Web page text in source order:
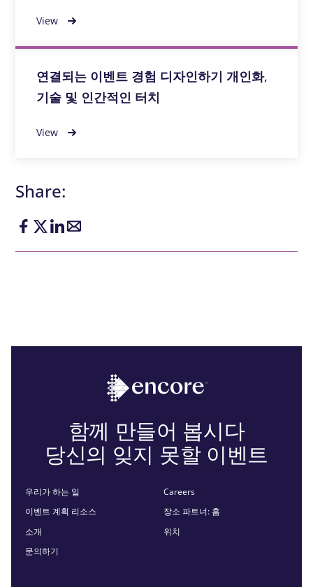
View
연결되는 이벤트 경험 디자인하기 개인화,
기술 및 인간적인 터치
View
Share:
함께 만들어 봅시다
당신의 잊지 못할 이벤트
우리가 하는 일
이벤트 계획 리소스
소개
문의하기
Careers
장소 파트너: 홈
위치